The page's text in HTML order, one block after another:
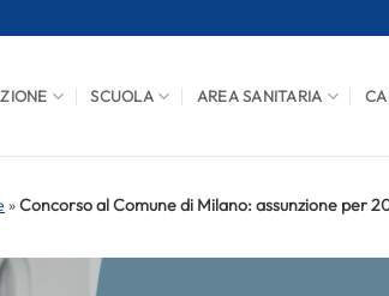
SCUOLA AREA SANITARIA
»Concorso al Comune di Milano: assunzione per